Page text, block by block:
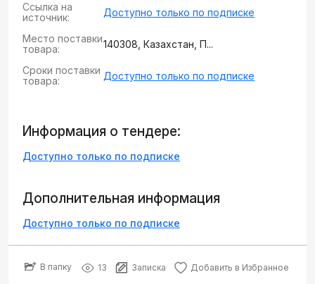
Ссылка на
источник:
Доступно только по подписке
Место поставки
товара:
140308, Казахстан, П...
Сроки поставки
товара:
Доступно только по подписке
Информация о тендере:
Доступно только по подписке
Дополнительная информация
Доступно только по подписке
В папку 13 Записка Добавить в Избранное